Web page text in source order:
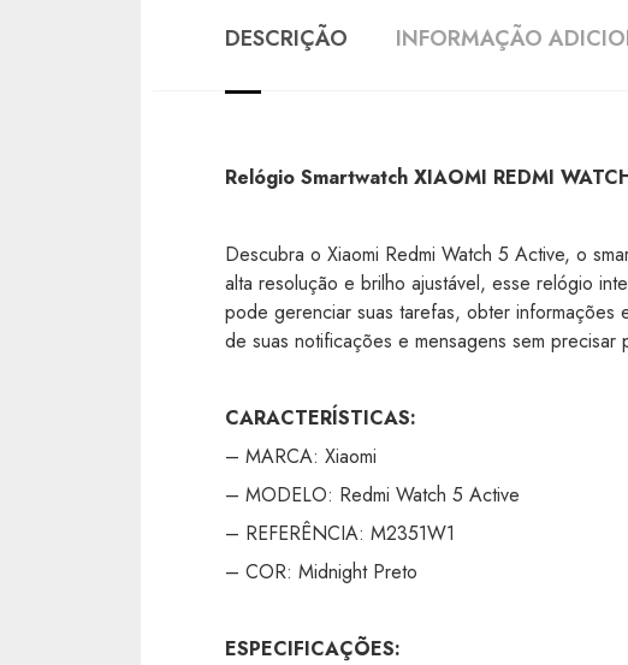
DESCRIÇÃO INFORMAÇÃO
Relógio Smartwatch XIAOMI REDMI
Descubra o Xiaomi Redmi Watch 5 Active, o
alta resolução e brilho ajustável, esse relógio
pode gerenciar suas tarefas, obter informações
de suas notificações e mensagens sem precisar
CARACTERÍSTICAS:
– MARCA: Xiaomi
– MODELO: Redmi Watch 5 Active
– REFERÊNCIA: M2351W1
– COR: Midnight Preto
ESPECIFICAÇÕES: